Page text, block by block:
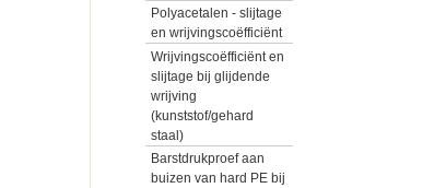
Polyacetalen - slijtage
en wrijvingscoëfficiënt
Wrijvingscoëfficiënt en
slijtage bij glijdende
wrijving
(kunststof/gehard
staal)
Barstdrukproef aan
buizen van hard PE bij